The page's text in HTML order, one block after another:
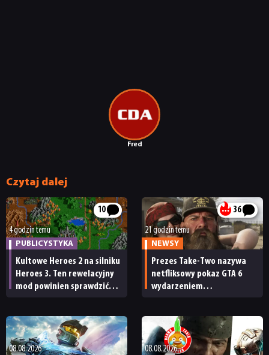
Fred
Czytaj dalej
10
4 godzin temu
PUBLICYSTYKA
Kultowe Heroes 2 na silniku
Heroes 3. Ten rewelacyjny
mod powinien sprawdzić
36
21 godzin temu
NEWSY
Prezes Take-Two nazywa
netfliksowy pokaz GTA 6
wydarzeniem
ma subskrybentów
08.08.2026 08.08.2026